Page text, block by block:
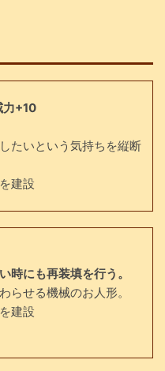
力+10
たいという気持ちを縦断
建設
時にも再装填を行う。
らせる機械のお人形。
建設